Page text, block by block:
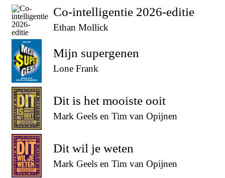
Co-intelligentie 2026-editie
Ethan Mollick
Mijn supergenen
Lone Frank
Dit is het mooiste ooit
Mark Geels en Tim van Opijnen
Dit wil je weten
Mark Geels en Tim van Opijnen